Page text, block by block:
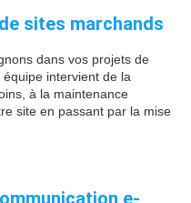
sites marchands
dans vos projets de
intervient de la
à la maintenance
site en passant par la mise